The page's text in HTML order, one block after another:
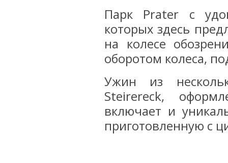
Парк Prater с
которых здесь
на колесе
оборотом колеса,
Ужин из
Steirereck,
включает и
приготовленную с